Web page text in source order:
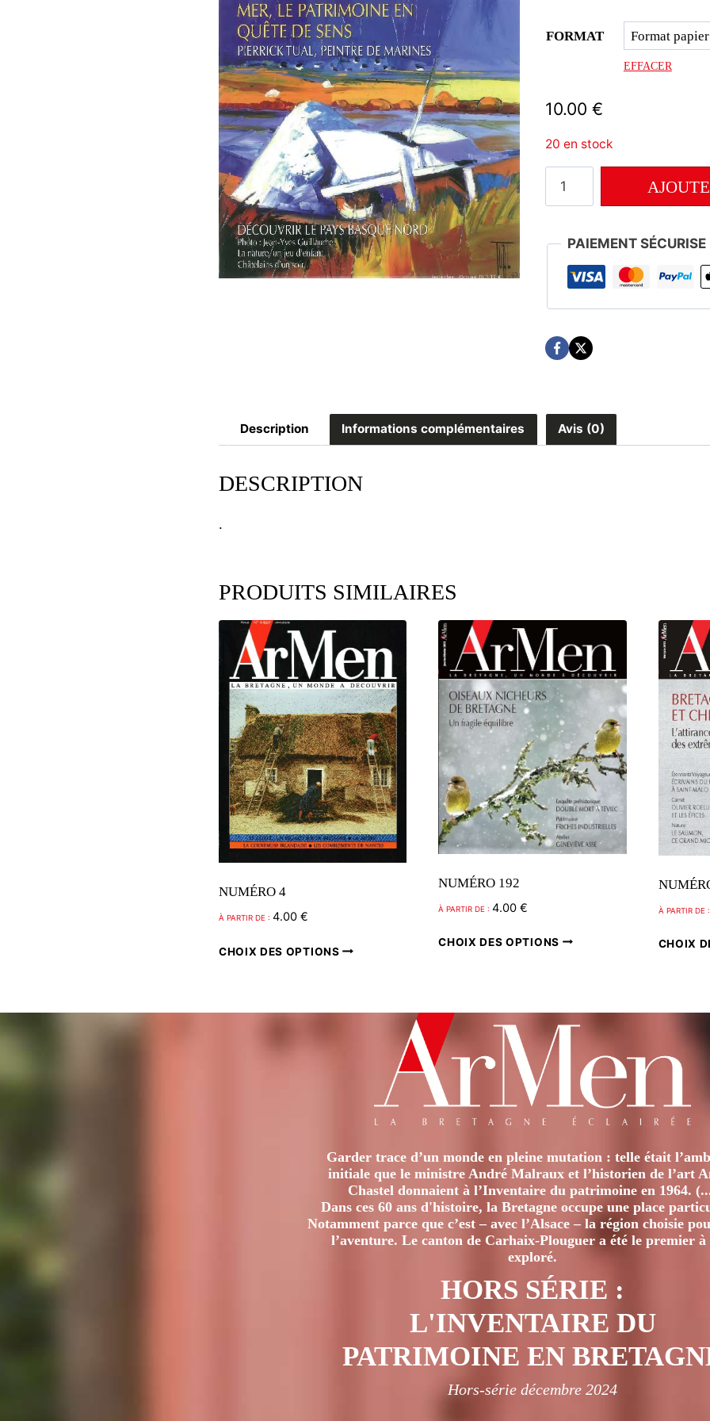
FORMAT
EFFACER
10.00 €
20 en stock
184 PAIEMENT SÉCURISE
Description Informations complémentaires Avis (0)
DESCRIPTION
.
PRODUITS SIMILAIRES
NUMÉRO 4
À PARTIR DE : 4.00 €
CHOIX DES OPTIONS
plusieurs
variations.
options
peuvent
être
sur
la
page
du
produit
NUMÉRO 192
À PARTIR DE :4.00€
CHOIX DES OPTIONS
variations.
options
peuvent
être
sur
la
page
du
produit
À PARTIR DE :
CHOIX
Garder trace d’un monde en pleine mutation : telle était
initiale que le ministre André Malraux et l’historien de l’art
Chastel donnaient à l’Inventaire du patrimoine en 1964.
Dans ces 60 ans d'histoire, la Bretagne occupe une place
Notamment parce que c’est – avec l’Alsace – la région choisie
l’aventure. Le canton de Carhaix-Plouguer a été le premier à
exploré.
HORS SÉRIE :
L'INVENTAIRE DU
PATRIMOINE EN
Hors-série décembre 2024